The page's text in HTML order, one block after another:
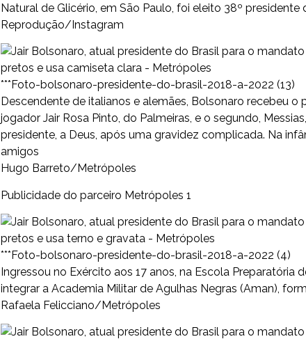
Natural de Glicério, em São Paulo, foi eleito 38º
Reprodução/Instagram
***Foto-bolsonaro-presidente-do-brasil-2018-a-2022 (13)
Descendente de italianos e alemães, Bolsonaro recebeu
jogador Jair Rosa Pinto, do Palmeiras, e o segundo,
presidente, a Deus, após uma gravidez complicada. Na
amigos
Hugo Barreto/Metrópoles
Publicidade do parceiro Metrópoles 1
***Foto-bolsonaro-presidente-do-brasil-2018-a-2022 (4)
Ingressou no Exército aos 17 anos, na Escola Preparatória
integrar a Academia Militar de Agulhas Negras (Aman),
Rafaela Felicciano/Metrópoles